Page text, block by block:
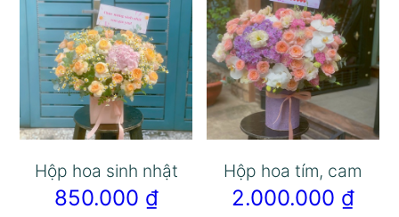
Hộp hoa sinh nhật
850.000 ₫
Hộp hoa tím, cam
2.000.000 ₫